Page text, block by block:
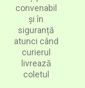
convenabil
și în
siguranță
atunci când
curierul
livrează
coletul